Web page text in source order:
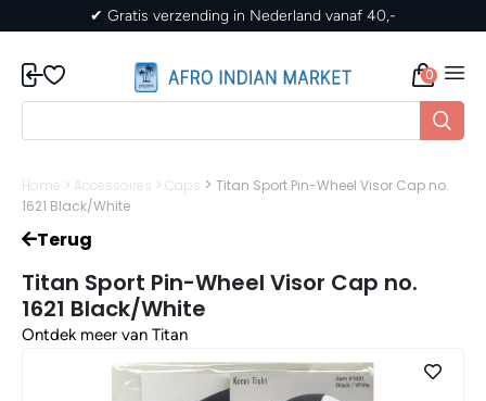
vanaf 40,- ✔ Gratis verzending in
0
Home > Accessoires > Caps > Titan Sport Pin-Wheel Visor Cap no.
1621 Black/White
Terug
Titan Sport Pin-Wheel Visor Cap no.
1621 Black/White
Ontdek meer van Titan